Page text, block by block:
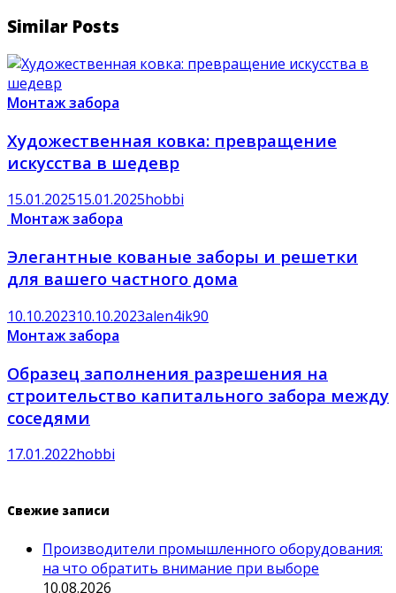
Similar Posts
Монтаж забора
Художественная ковка: превращение
искусства в шедевр
15.01.202515.01.2025hobbi
Монтаж забора
Элегантные кованые заборы и решетки
для вашего частного дома
10.10.202310.10.2023alen4ik90
Монтаж забора
Образец заполнения разрешения на
строительство капитального забора между
соседями
17.01.2022hobbi
Свежие записи
Производители промышленного оборудования:
на что обратить внимание при выборе
10.08.2026